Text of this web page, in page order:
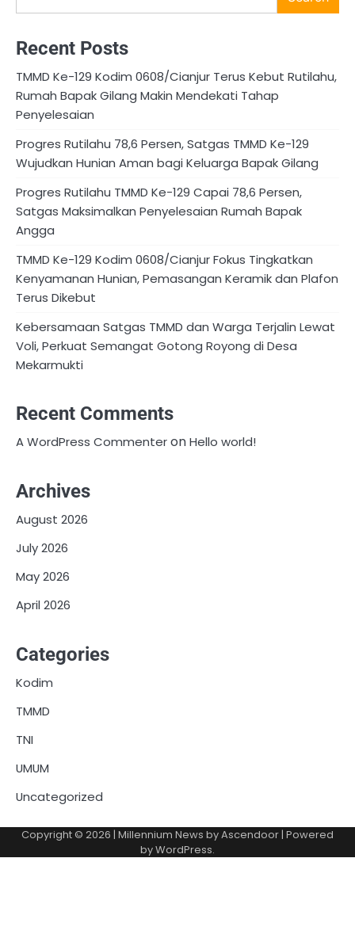
Recent Posts
TMMD Ke-129 Kodim 0608/Cianjur Terus Kebut Rutilahu,
Rumah Bapak Gilang Makin Mendekati Tahap
Penyelesaian
Progres Rutilahu 78,6 Persen, Satgas TMMD Ke-129
Wujudkan Hunian Aman bagi Keluarga Bapak Gilang
Progres Rutilahu TMMD Ke-129 Capai 78,6 Persen,
Satgas Maksimalkan Penyelesaian Rumah Bapak
Angga
TMMD Ke-129 Kodim 0608/Cianjur Fokus Tingkatkan
Kenyamanan Hunian, Pemasangan Keramik dan Plafon
Terus Dikebut
Kebersamaan Satgas TMMD dan Warga Terjalin Lewat
Voli, Perkuat Semangat Gotong Royong di Desa
Mekarmukti
Recent Comments
A WordPress CommenteronHello world!
Archives
August 2026
July 2026
May 2026
April 2026
Categories
Kodim
TMMD
TNI
UMUM
Uncategorized
Copyright © 2026 | Millennium News byAscendoor| Powered
byWordPress.